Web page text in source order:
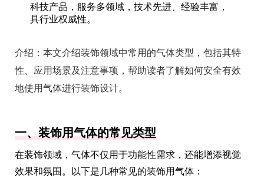
科技产品，服务多领域，技术先进、经验丰富，
具行业权威性。
介绍： 本文介绍装饰领域中常用的气体类型，包括其特
性、应用场景及注意事项，帮助读者了解如何安全有效
地使用气体进行装饰设计。
一、装饰用气体的常见类型
在装饰领域，气体不仅用于功能性需求，还能增添视觉
效果和氛围。以下是几种常见的装饰用气体：